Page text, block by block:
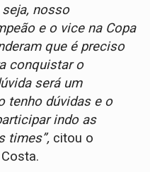
nosso
e o vice na Copa
que é preciso
conquistar o
será um
tenho dúvidas e o
indo as
times”, citou o